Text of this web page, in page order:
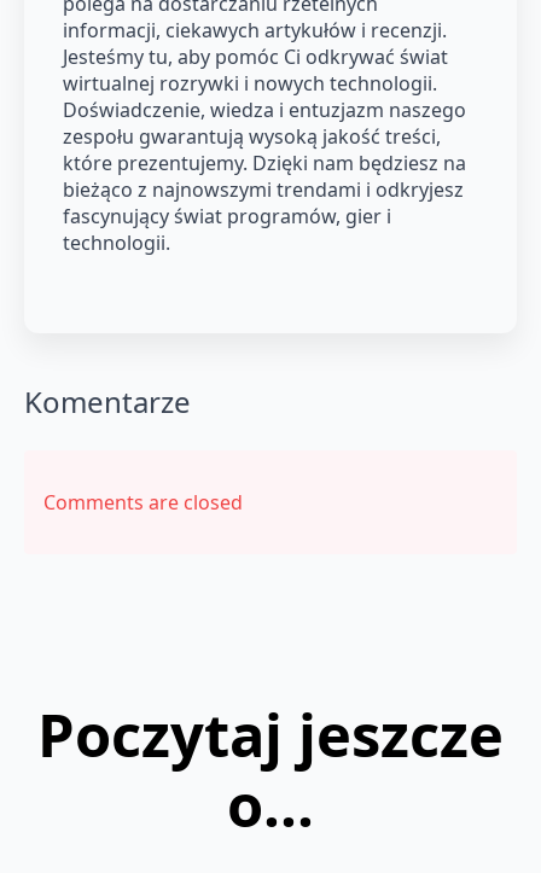
informacji, ciekawych artykułów i recenzji.
Jesteśmy tu, aby pomóc Ci odkrywać świat
wirtualnej rozrywki i nowych technologii.
Doświadczenie, wiedza i entuzjazm naszego
zespołu gwarantują wysoką jakość treści,
które prezentujemy. Dzięki nam będziesz na
bieżąco z najnowszymi trendami i odkryjesz
fascynujący świat programów, gier i
technologii.
Komentarze
Comments are closed
Poczytaj jeszcze
o...